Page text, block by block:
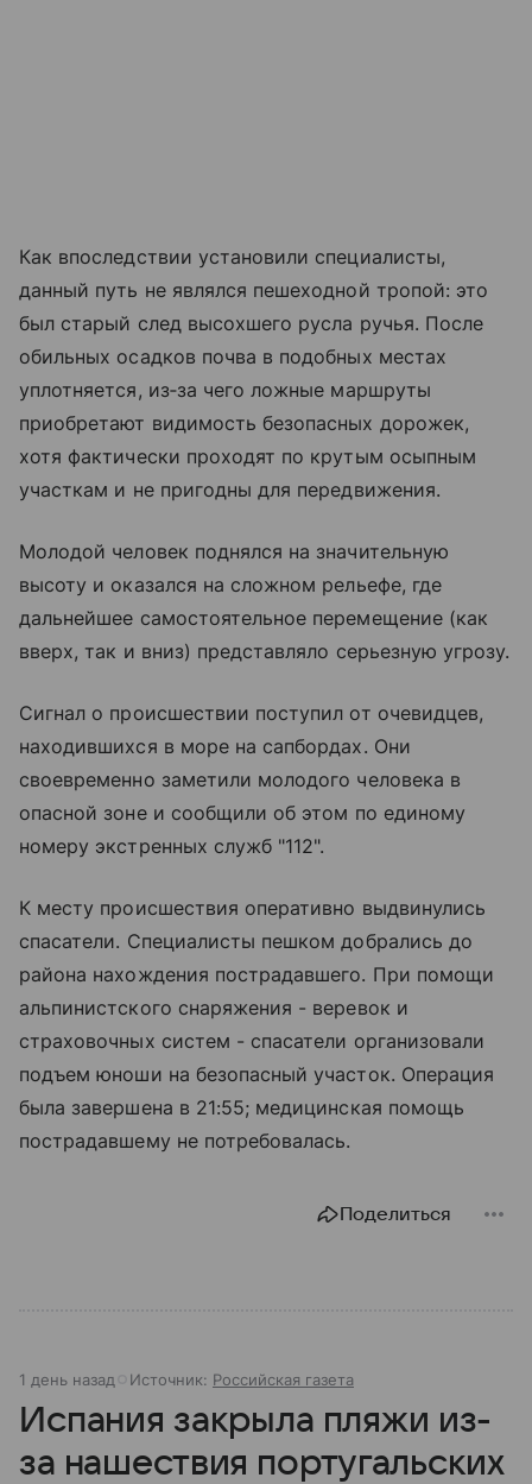
Как впоследствии установили специалисты,
данный путь не являлся пешеходной тропой: это
был старый след высохшего русла ручья. После
обильных осадков почва в подобных местах
уплотняется, из‑за чего ложные маршруты
приобретают видимость безопасных дорожек,
хотя фактически проходят по крутым осыпным
участкам и не пригодны для передвижения.
Молодой человек поднялся на значительную
высоту и оказался на сложном рельефе, где
дальнейшее самостоятельное перемещение (как
вверх, так и вниз) представляло серьезную угрозу.
Сигнал о происшествии поступил от очевидцев,
находившихся в море на сапбордах. Они
своевременно заметили молодого человека в
опасной зоне и сообщили об этом по единому
номеру экстренных служб "112".
К месту происшествия оперативно выдвинулись
спасатели. Специалисты пешком добрались до
района нахождения пострадавшего. При помощи
альпинистского снаряжения - веревок и
страховочных систем - спасатели организовали
подъем юноши на безопасный участок. Операция
была завершена в 21:55; медицинская помощь
пострадавшему не потребовалась.
Поделиться
1 день назад Источник: Российская газета
Испания закрыла пляжи из-
за нашествия португальских